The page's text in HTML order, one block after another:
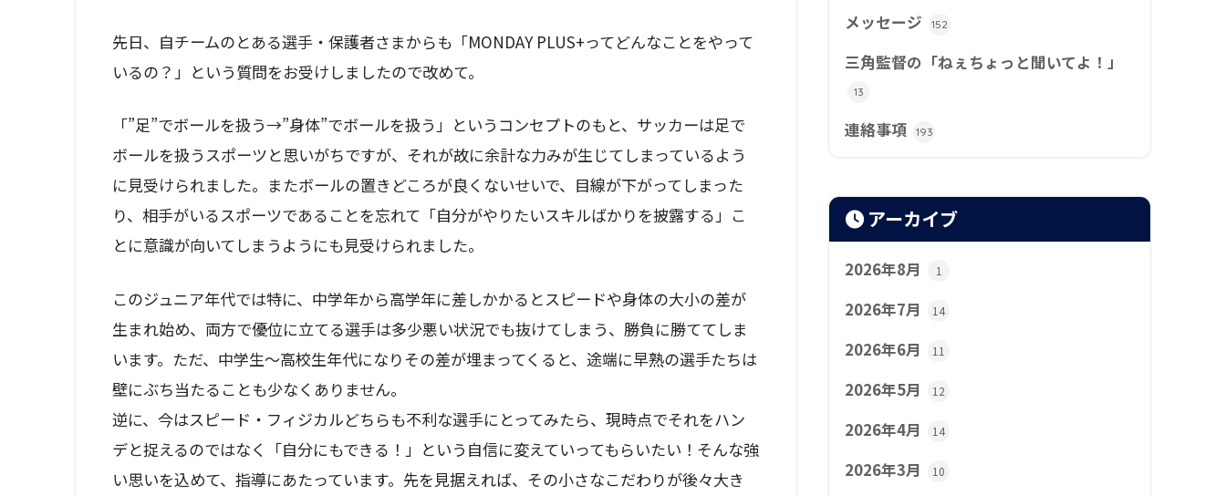
先日、自チームのとある選手・保護者さまからも「MONDAY PLUS+ってどんなことをやって
いるの？」という質問をお受けしましたので改めて。
「”足”でボールを扱う→”身体”でボールを扱う」というコンセプトのもと、サッカーは足で
ボールを扱うスポーツと思いがちですが、それが故に余計な力みが生じてしまっているよう
に見受けられました。またボールの置きどころが良くないせいで、目線が下がってしまった
り、相手がいるスポーツであることを忘れて「自分がやりたいスキルばかりを披露する」こ
とに意識が向いてしまうようにも見受けられました。
このジュニア年代では特に、中学年から高学年に差しかかるとスピードや身体の大小の差が
生まれ始め、両方で優位に立てる選手は多少悪い状況でも抜けてしまう、勝負に勝ててしま
います。ただ、中学生〜高校生年代になりその差が埋まってくると、途端に早熟の選手たちは
壁にぶち当たることも少なくありません。
逆に、今はスピード・フィジカルどちらも不利な選手にとってみたら、現時点でそれをハン
デと捉えるのではなく「自分にもできる！」という自信に変えていってもらいたい！そんな強
い思いを込めて、指導にあたっています。先を見据えれば、その小さなこだわりが後々大き
メッセージ 152
三角監督の「ねぇちょっと聞いてよ！」
13
連絡事項 193
アーカイブ
2026年8月 1
2026年7月 14
2026年6月 11
2026年5月 12
2026年4月 14
2026年3月 10